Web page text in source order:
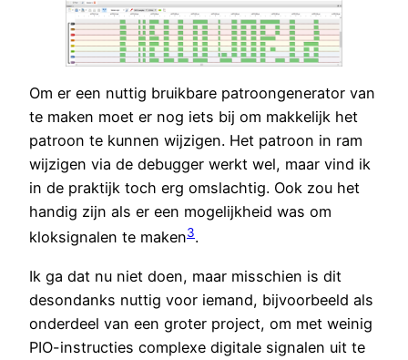
Om er een nuttig bruikbare patroongenerator van
te maken moet er nog iets bij om makkelijk het
patroon te kunnen wijzigen. Het patroon in ram
wijzigen via de debugger werkt wel, maar vind ik
in de praktijk toch erg omslachtig. Ook zou het
handig zijn als er een mogelijkheid was om
kloksignalen te maken3.
Ik ga dat nu niet doen, maar misschien is dit
desondanks nuttig voor iemand, bijvoorbeeld als
onderdeel van een groter project, om met weinig
PIO-instructies complexe digitale signalen uit te